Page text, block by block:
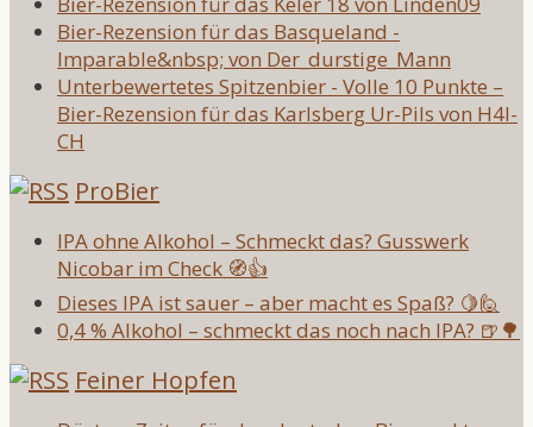
Bier-Rezension für das Basqueland -
Imparable&nbsp; von Der_durstige_Mann
Unterbewertetes Spitzenbier - Volle 10 Punkte –
Bier-Rezension für das Karlsberg Ur-Pils von H4l-
CH
ProBier
IPA ohne Alkohol – Schmeckt das? Gusswerk
Nicobar im Check 🧭👍
Dieses IPA ist sauer – aber macht es Spaß? 🍋🙋
0,4 % Alkohol – schmeckt das noch nach IPA? 🍺🌳
Feiner Hopfen